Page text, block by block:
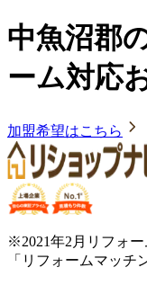
中魚沼郡
ーム対応
加盟希望はこちら
※2021年2月リフォー
「リフォームマッチ